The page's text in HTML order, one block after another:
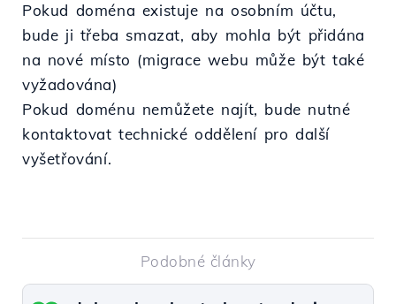
Pokud doména existuje na osobním účtu,
bude ji třeba smazat, aby mohla být přidána
na nové místo (migrace webu může být také
vyžadována)
Pokud doménu nemůžete najít, bude nutné
kontaktovat technické oddělení pro další
vyšetřování.
Podobné články